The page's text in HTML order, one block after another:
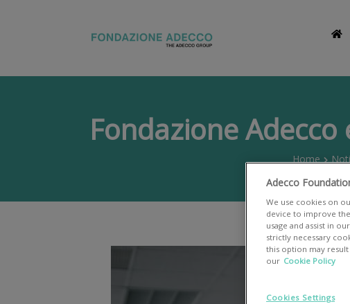
Fondazione
Home
Adecco
We use cookies on
device to improve
usage and assist in
strictly necessary
this option may
our Cookie Policy
Cookies Settings